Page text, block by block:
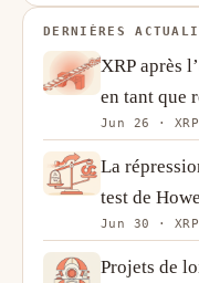
DERNIÈRES
XRP après
en tant que
Jun 26 · XRP
La
test de
revirement
Jun 30 · XRP
Projets de